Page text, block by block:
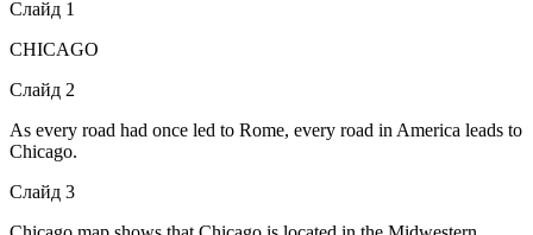
Слайд 1
CHICAGO
Слайд 2
As every road had once led to Rome, every road in America leads to
Chicago.
Слайд 3